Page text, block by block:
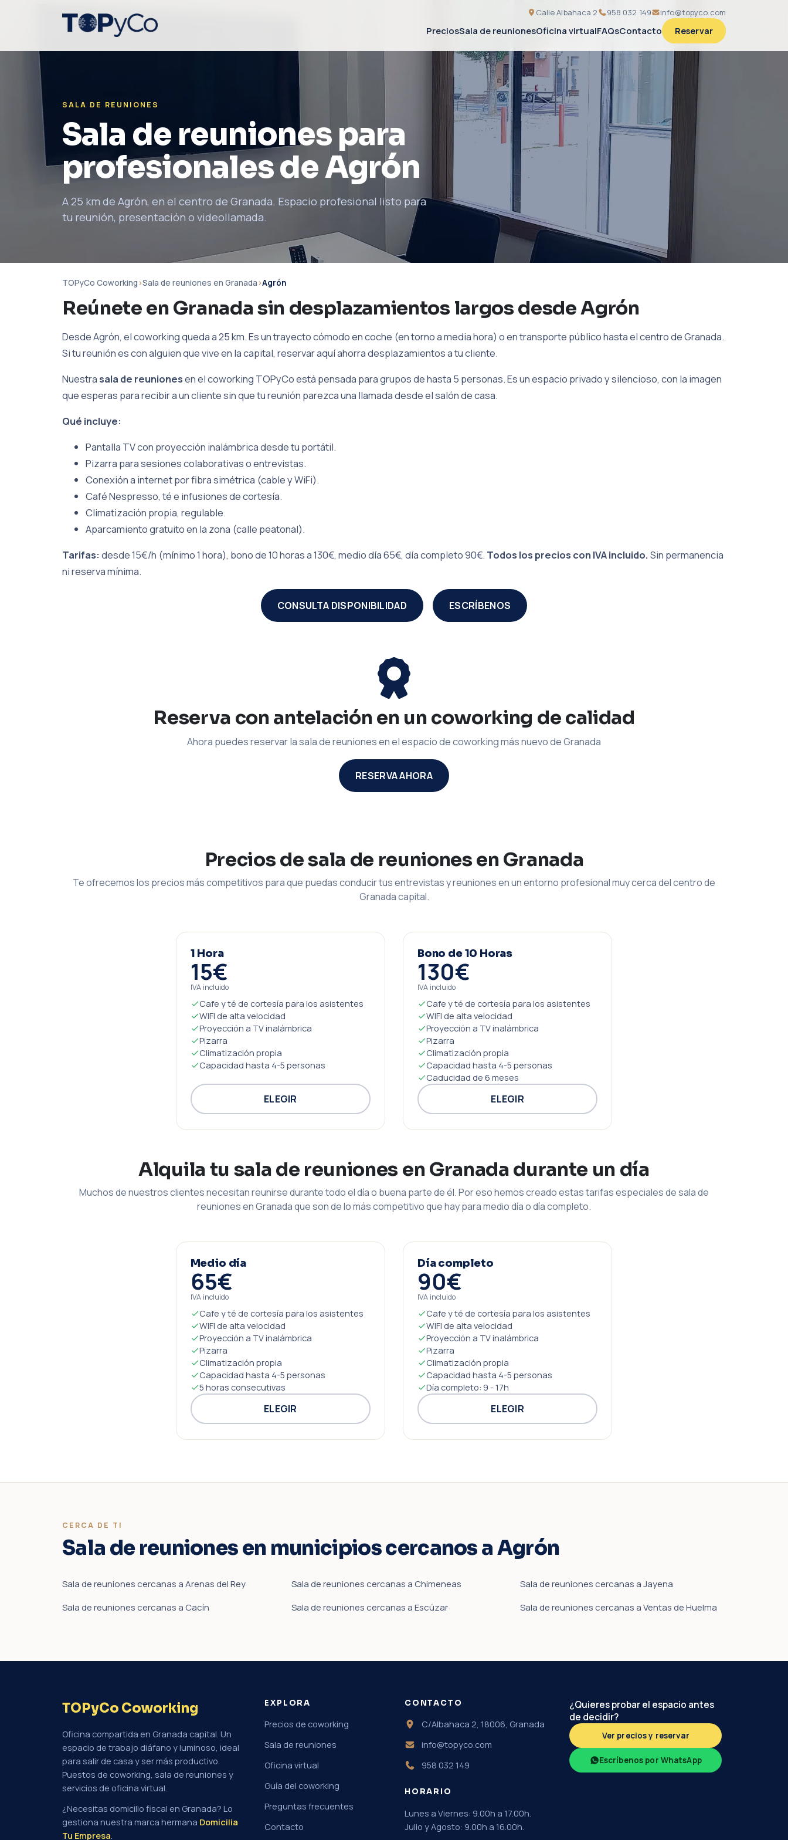
Calle Albahaca 2 958 032 149 info@topyco.com
PreciosSala de reunionesOficina virtualFAQsContacto Reservar
SALA DE REUNIONES
Sala de reuniones para
profesionales de Agrón
A 25 km de Agrón, en el centro de Granada. Espacio profesional listo para
tu reunión, presentación o videollamada.
TOPyCo Coworking›Sala de reuniones en Granada›Agrón
Reúnete en Granada sin desplazamientos largos desde Agrón
Desde Agrón, el coworking queda a 25 km. Es un trayecto cómodo en coche (en torno a media hora) o en transporte público hasta el centro de Granada.
Si tu reunión es con alguien que vive en la capital, reservar aquí ahorra desplazamientos a tu cliente.
Nuestrasala de reunionesen el coworking TOPyCo está pensada para grupos de hasta 5 personas. Es un espacio privado y silencioso, con la imagen
que esperas para recibir a un cliente sin que tu reunión parezca una llamada desde el salón de casa.
Qué incluye:
Pantalla TV con proyección inalámbrica desde tu portátil.
Pizarra para sesiones colaborativas o entrevistas.
Conexión a internet por fibra simétrica (cable y WiFi).
Café Nespresso, té e infusiones de cortesía.
Climatización propia, regulable.
Aparcamiento gratuito en la zona (calle peatonal).
Tarifas: desde 15€/h (mínimo 1 hora), bono de 10 horas a 130€, medio día 65€, día completo 90€. Todos los precios con IVA incluido. Sin permanencia
ni reserva mínima.
CONSULTA DISPONIBILIDAD ESCRÍBENOS
Reserva con antelación en un coworking de calidad
Ahora puedes reservar la sala de reuniones en el espacio de coworking más nuevo de Granada
RESERVA AHORA
Precios de sala de reuniones en Granada
Te ofrecemos los precios más competitivos para que puedas conducir tus entrevistas y reuniones en un entorno profesional muy cerca del centro de
Granada capital.
1 Hora
15€
IVA incluido
Cafe y té de cortesía para los asistentes
WIFI de alta velocidad
Proyección a TV inalámbrica
Pizarra
Climatización propia
Capacidad hasta 4-5 personas
ELEGIR
Bono de 10 Horas
130€
IVA incluido
Cafe y té de cortesía para los asistentes
WIFI de alta velocidad
Proyección a TV inalámbrica
Pizarra
Climatización propia
Capacidad hasta 4-5 personas
Caducidad de 6 meses
ELEGIR
Alquila tu sala de reuniones en Granada durante un día
Muchos de nuestros clientes necesitan reunirse durante todo el día o buena parte de él. Por eso hemos creado estas tarifas especiales de sala de
reuniones en Granada que son de lo más competitivo que hay para medio día o día completo.
Medio día
65€
IVA incluido
Cafe y té de cortesía para los asistentes
WIFI de alta velocidad
Proyección a TV inalámbrica
Pizarra
Climatización propia
Capacidad hasta 4-5 personas
5 horas consecutivas
ELEGIR
Día completo
90€
IVA incluido
Cafe y té de cortesía para los asistentes
WIFI de alta velocidad
Proyección a TV inalámbrica
Pizarra
Climatización propia
Capacidad hasta 4-5 personas
Día completo: 9 - 17h
ELEGIR
CERCA DE TI
Sala de reuniones en municipios cercanos a Agrón
Sala de reuniones cercanas a Arenas del Rey
Sala de reuniones cercanas a Cacín
Sala de reuniones cercanas a Chimeneas
Sala de reuniones cercanas a Escúzar
Sala de reuniones cercanas a Jayena
Sala de reuniones cercanas a Ventas de Huelma
TOPyCo Coworking
Oficina compartida en Granada capital. Un
espacio de trabajo diáfano y luminoso, ideal
para salir de casa y ser más productivo.
Puestos de coworking, sala de reuniones y
servicios de oficina virtual.
¿Necesitas domicilio fiscal en Granada? Lo
gestiona nuestra marca hermana Domicilia
Tu Empresa.
EXPLORA
Precios de coworking
Sala de reuniones
Oficina virtual
Guía del coworking
Preguntas frecuentes
Contacto
CONTACTO
C/Albahaca 2, 18006, Granada
info@topyco.com
958 032 149
HORARIO
Lunes a Viernes: 9.00h a 17.00h.
Julio y Agosto: 9.00h a 16.00h.
¿Quieres probar el espacio antes
de decidir?
Ver precios y reservar
Escríbenos por WhatsApp